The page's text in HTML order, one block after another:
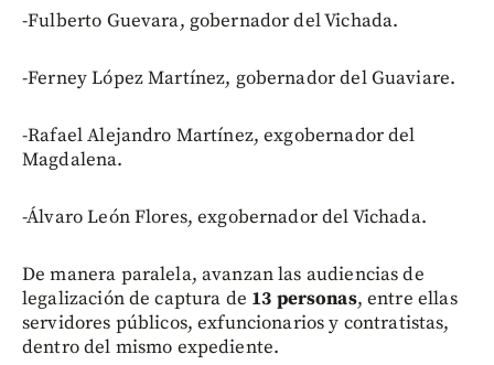
-Fulberto Guevara, gobernador del Vichada.
-Ferney López Martínez, gobernador del Guaviare.
-Rafael Alejandro Martínez, exgobernador del
Magdalena.
-Álvaro León Flores, exgobernador del Vichada.
De manera paralela, avanzan las audiencias de
legalización de captura de 13 personas, entre ellas
servidores públicos, exfuncionarios y contratistas,
dentro del mismo expediente.